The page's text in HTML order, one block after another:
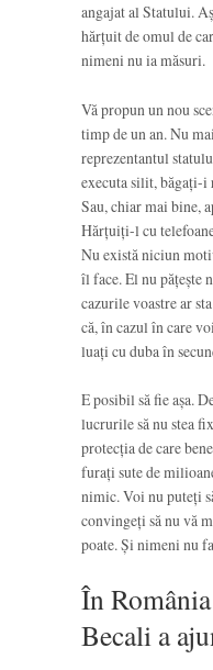
angajat al Statului.
hărțuit de omul de
nimeni nu ia măsuri.
Vă propun un nou
timp de un an. Nu
reprezentantul
executa silit, băgați-i
Sau, chiar mai bine,
Hărțuiți-l cu
Nu există niciun
îl face. El nu pățește
cazurile voastre ar
că, în cazul în care
luați cu duba în
E posibil să fie așa.
lucrurile să nu stea
protecția de care
furați sute de
nimic. Voi nu puteți
convingeți să nu vă
poate. Și nimeni nu
În
Becali a